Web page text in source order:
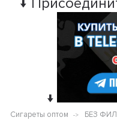
↓
Сигареты оптом БЕЗ